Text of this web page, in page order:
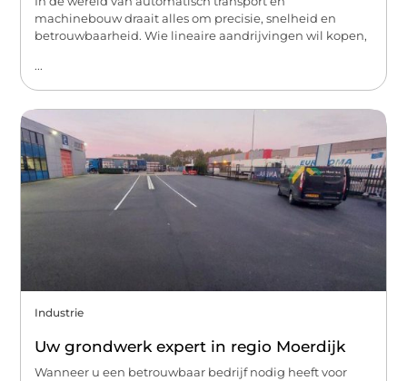
machinebouw draait alles om precisie, snelheid en
betrouwbaarheid. Wie lineaire aandrijvingen wil kopen,
...
Industrie
Uw grondwerk expert in regio Moerdijk
Wanneer u een betrouwbaar bedrijf nodig heeft voor